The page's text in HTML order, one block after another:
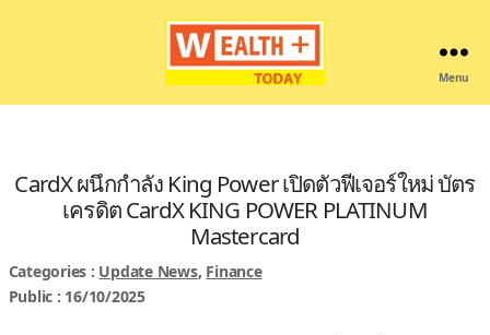
Menu
CardX ผนึกกำลัง King Power เปิดตัวฟีเจอร์ใหม่ บัตร
เครดิต CardX KING POWER PLATINUM
Mastercard
Categories : Update News, Finance
Public : 16/10/2025